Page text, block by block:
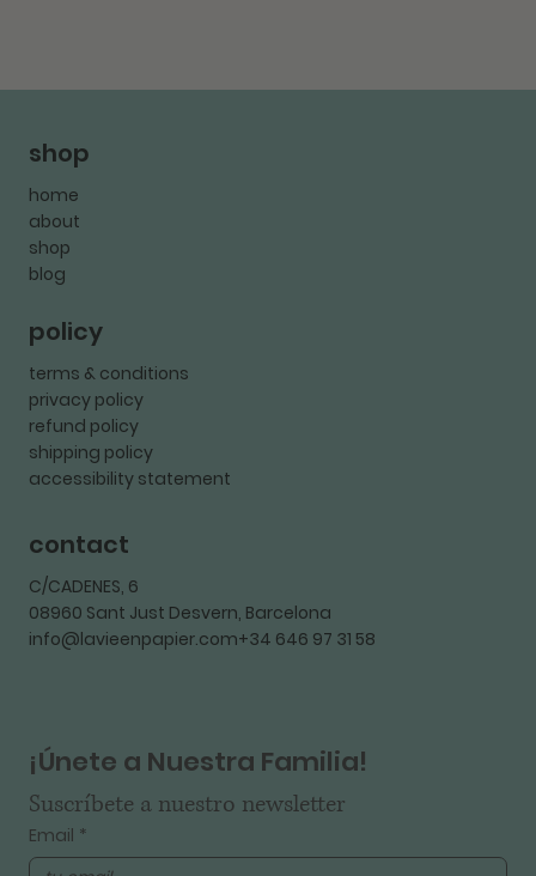
shop
home
about
shop
blog
policy
terms & conditions
privacy policy
refund policy
shipping policy
accessibility statement
contact
C/CADENES, 6
08960 Sant Just Desvern, Barcelona
info@lavieenpapier.com+34 646 97 31 58
¡Únete a Nuestra Familia!
Suscríbete a nuestro newsletter
Email *